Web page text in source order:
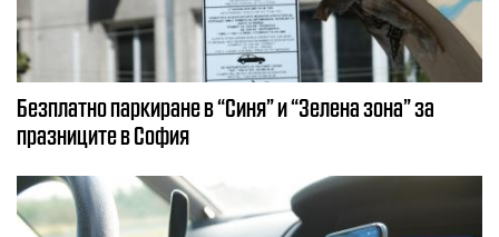
Безплатно паркиране в “Синя” и “Зелена зона” за
празниците в София